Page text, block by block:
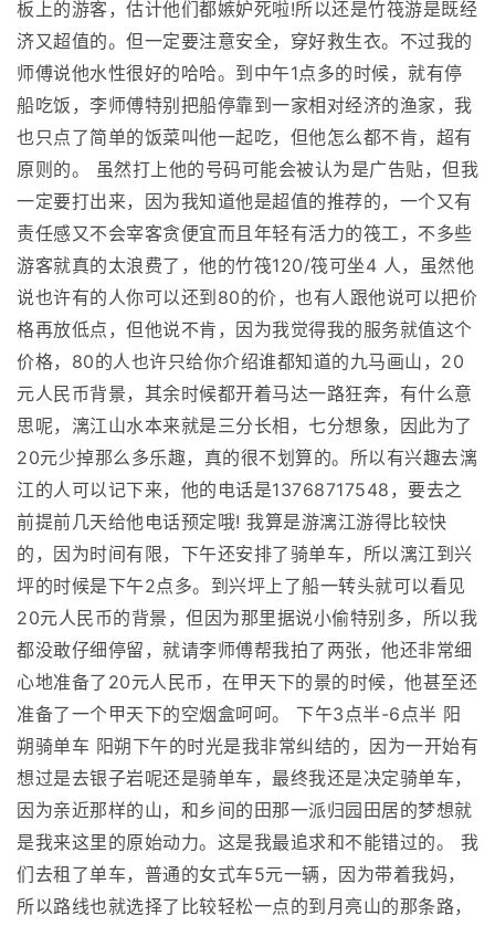
板上的游客，估计他们都嫉妒死啦!所以还是竹筏游是既经
济又超值的。但一定要注意安全，穿好救生衣。不过我的
师傅说他水性很好的哈哈。到中午1点多的时候，就有停
船吃饭，李师傅特别把船停靠到一家相对经济的渔家，我
也只点了简单的饭菜叫他一起吃，但他怎么都不肯，超有
原则的。 虽然打上他的号码可能会被认为是广告贴，但我
一定要打出来，因为我知道他是超值的推荐的，一个又有
责任感又不会宰客贪便宜而且年轻有活力的筏工，不多些
游客就真的太浪费了，他的竹筏120/筏可坐4 人，虽然他
说也许有的人你可以还到80的价，也有人跟他说可以把价
格再放低点，但他说不肯，因为我觉得我的服务就值这个
价格，80的人也许只给你介绍谁都知道的九马画山，20
元人民币背景，其余时候都开着马达一路狂奔，有什么意
思呢，漓江山水本来就是三分长相，七分想象，因此为了
20元少掉那么多乐趣，真的很不划算的。所以有兴趣去漓
江的人可以记下来，他的电话是13768717548，要去之
前提前几天给他电话预定哦! 我算是游漓江游得比较快
的，因为时间有限，下午还安排了骑单车，所以漓江到兴
坪的时候是下午2点多。到兴坪上了船一转头就可以看见
20元人民币的背景，但因为那里据说小偷特别多，所以我
都没敢仔细停留，就请李师傅帮我拍了两张，他还非常细
心地准备了20元人民币，在甲天下的景的时候，他甚至还
准备了一个甲天下的空烟盒呵呵。 下午3点半-6点半 阳
朔骑单车 阳朔下午的时光是我非常纠结的，因为一开始有
想过是去银子岩呢还是骑单车，最终我还是决定骑单车，
因为亲近那样的山，和乡间的田那一派归园田居的梦想就
是我来这里的原始动力。这是我最追求和不能错过的。 我
们去租了单车，普通的女式车5元一辆，因为带着我妈，
所以路线也就选择了比较轻松一点的到月亮山的那条路，